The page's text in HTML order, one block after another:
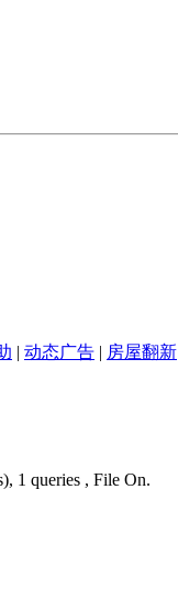
| 动态广告 | 房屋翻新
1 queries , File On.